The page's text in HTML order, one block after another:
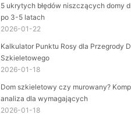
5 ukrytych błędów niszczących domy
po 3-5 latach
2026-01-22
Kalkulator Punktu Rosy dla Przegrody
Szkieletowego
2026-01-18
Dom szkieletowy czy murowany?
analiza dla wymagających
2026-01-18